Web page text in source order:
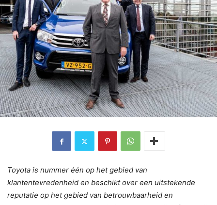
Toyota is nummer één op het gebied van
klantentevredenheid en beschikt over een uitstekende
reputatie op het gebied van betrouwbaarheid en